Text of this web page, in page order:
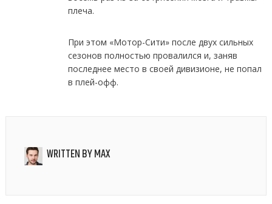
плеча.
При этом «Мотор-Сити» после двух сильных
сезонов полностью провалился и, заняв
последнее место в своей дивизионе, не попал
в плей-офф.
WRITTEN BYMAX